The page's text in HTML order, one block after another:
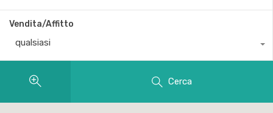
Vendita/Affitto
qualsiasi
Cerca